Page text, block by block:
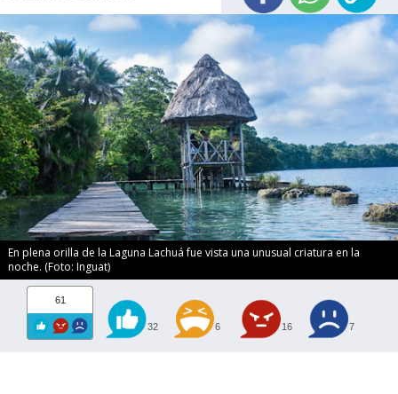
En plena orilla de la Laguna Lachuá fue vista una unusual criatura en la
noche. (Foto: Inguat)
61
32 6 16 7